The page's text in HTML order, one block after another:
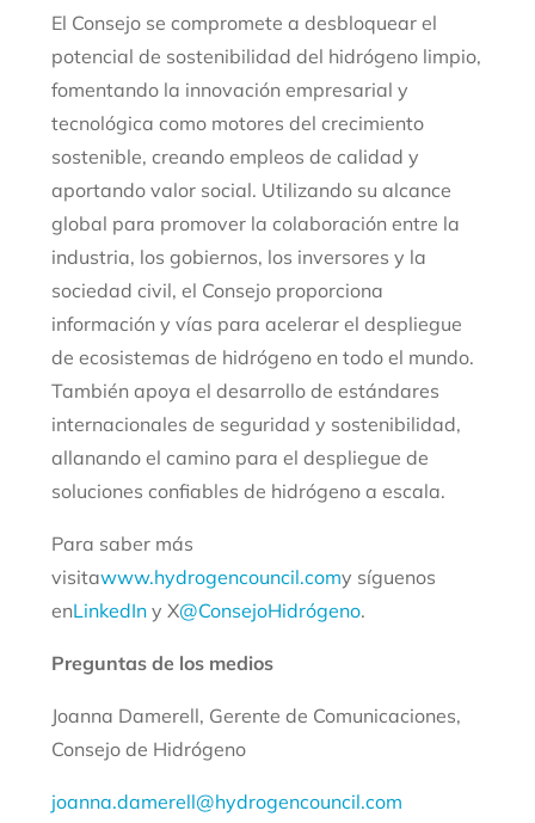
El Consejo se compromete a desbloquear el
potencial de sostenibilidad del hidrógeno limpio,
fomentando la innovación empresarial y
tecnológica como motores del crecimiento
sostenible, creando empleos de calidad y
aportando valor social. Utilizando su alcance
global para promover la colaboración entre la
industria, los gobiernos, los inversores y la
sociedad civil, el Consejo proporciona
información y vías para acelerar el despliegue
de ecosistemas de hidrógeno en todo el mundo.
También apoya el desarrollo de estándares
internacionales de seguridad y sostenibilidad,
allanando el camino para el despliegue de
soluciones confiables de hidrógeno a escala.
Para saber más
visitawww.hydrogencouncil.comy síguenos
enLinkedIny X@ConsejoHidrógeno.
Preguntas de los medios
Joanna Damerell, Gerente de Comunicaciones,
Consejo de Hidrógeno
joanna.damerell@hydrogencouncil.com